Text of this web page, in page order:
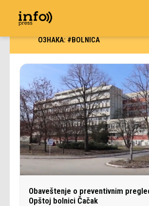
ОЗНАКА:#BOLNICA
Obaveštenje o preventivnim
Opštoj bolnici Čačak